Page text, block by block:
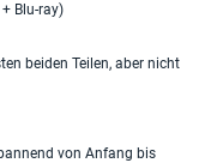
Blu-ray)
beiden Teilen, aber nicht
von Anfang bis